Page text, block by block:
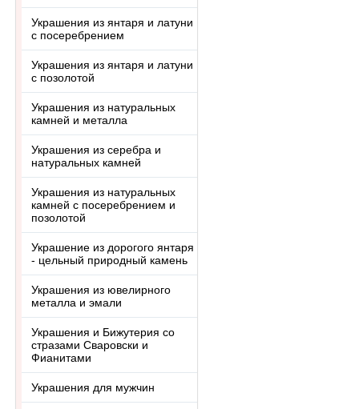
Украшения из янтаря и латуни
с посеребрением
Украшения из янтаря и латуни
с позолотой
Украшения из натуральных
камней и металла
Украшения из серебра и
натуральных камней
Украшения из натуральных
камней с посеребрением и
позолотой
Украшение из дорогого янтаря
- цельный природный камень
Украшения из ювелирного
металла и эмали
Украшения и Бижутерия со
стразами Сваровски и
Фианитами
Украшения для мужчин